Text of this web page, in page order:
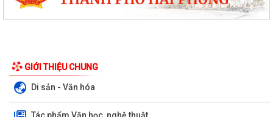
GIỚI THIỆU CHUNG
Di sản - Văn hóa